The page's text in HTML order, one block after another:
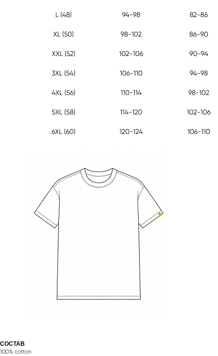
СОСТАВ
100% cotton